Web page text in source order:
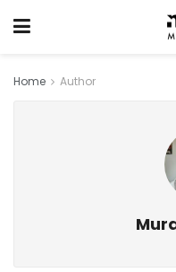
Home Author